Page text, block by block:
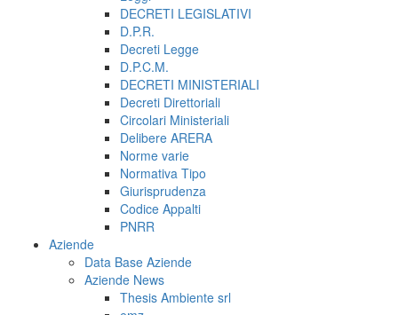
DECRETI LEGISLATIVI
D.P.R.
Decreti Legge
D.P.C.M.
DECRETI MINISTERIALI
Decreti Direttoriali
Circolari Ministeriali
Delibere ARERA
Norme varie
Normativa Tipo
Giurisprudenza
Codice Appalti
PNRR
Aziende
Data Base Aziende
Aziende News
Thesis Ambiente srl